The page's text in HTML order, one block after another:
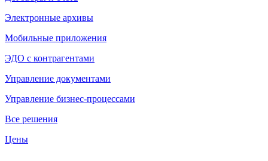
Электронные архивы
Мобильные приложения
ЭДО с контрагентами
Управление документами
Управление бизнес-процессами
Все решения
Цены